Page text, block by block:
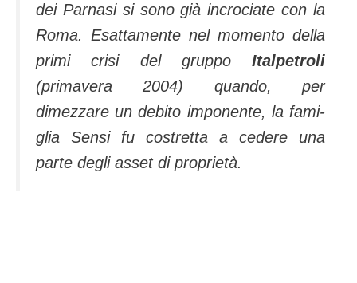
dei Parnasi si sono già incrociate con la
Roma. Esattamente nel momento della
primi crisi del gruppo Italpetroli
(primavera 2004) quando, per
dimezzare un debito imponente, la fami­
glia Sensi fu costretta a ce­dere una
parte degli asset di proprietà.